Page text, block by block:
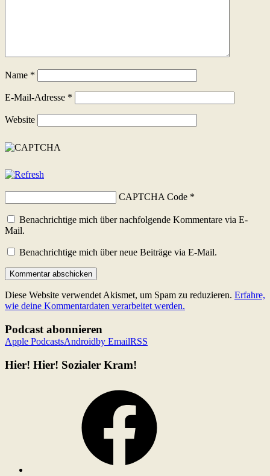
Name *
E-Mail-Adresse *
Website
CAPTCHA Code *
Benachrichtige mich über nachfolgende Kommentare via E-
Mail.
Benachrichtige mich über neue Beiträge via E-Mail.
Diese Website verwendet Akismet, um Spam zu reduzieren. Erfahre,
wie deine Kommentardaten verarbeitet werden.
Podcast abonnieren
Apple PodcastsAndroidby EmailRSS
Hier! Hier! Sozialer Kram!